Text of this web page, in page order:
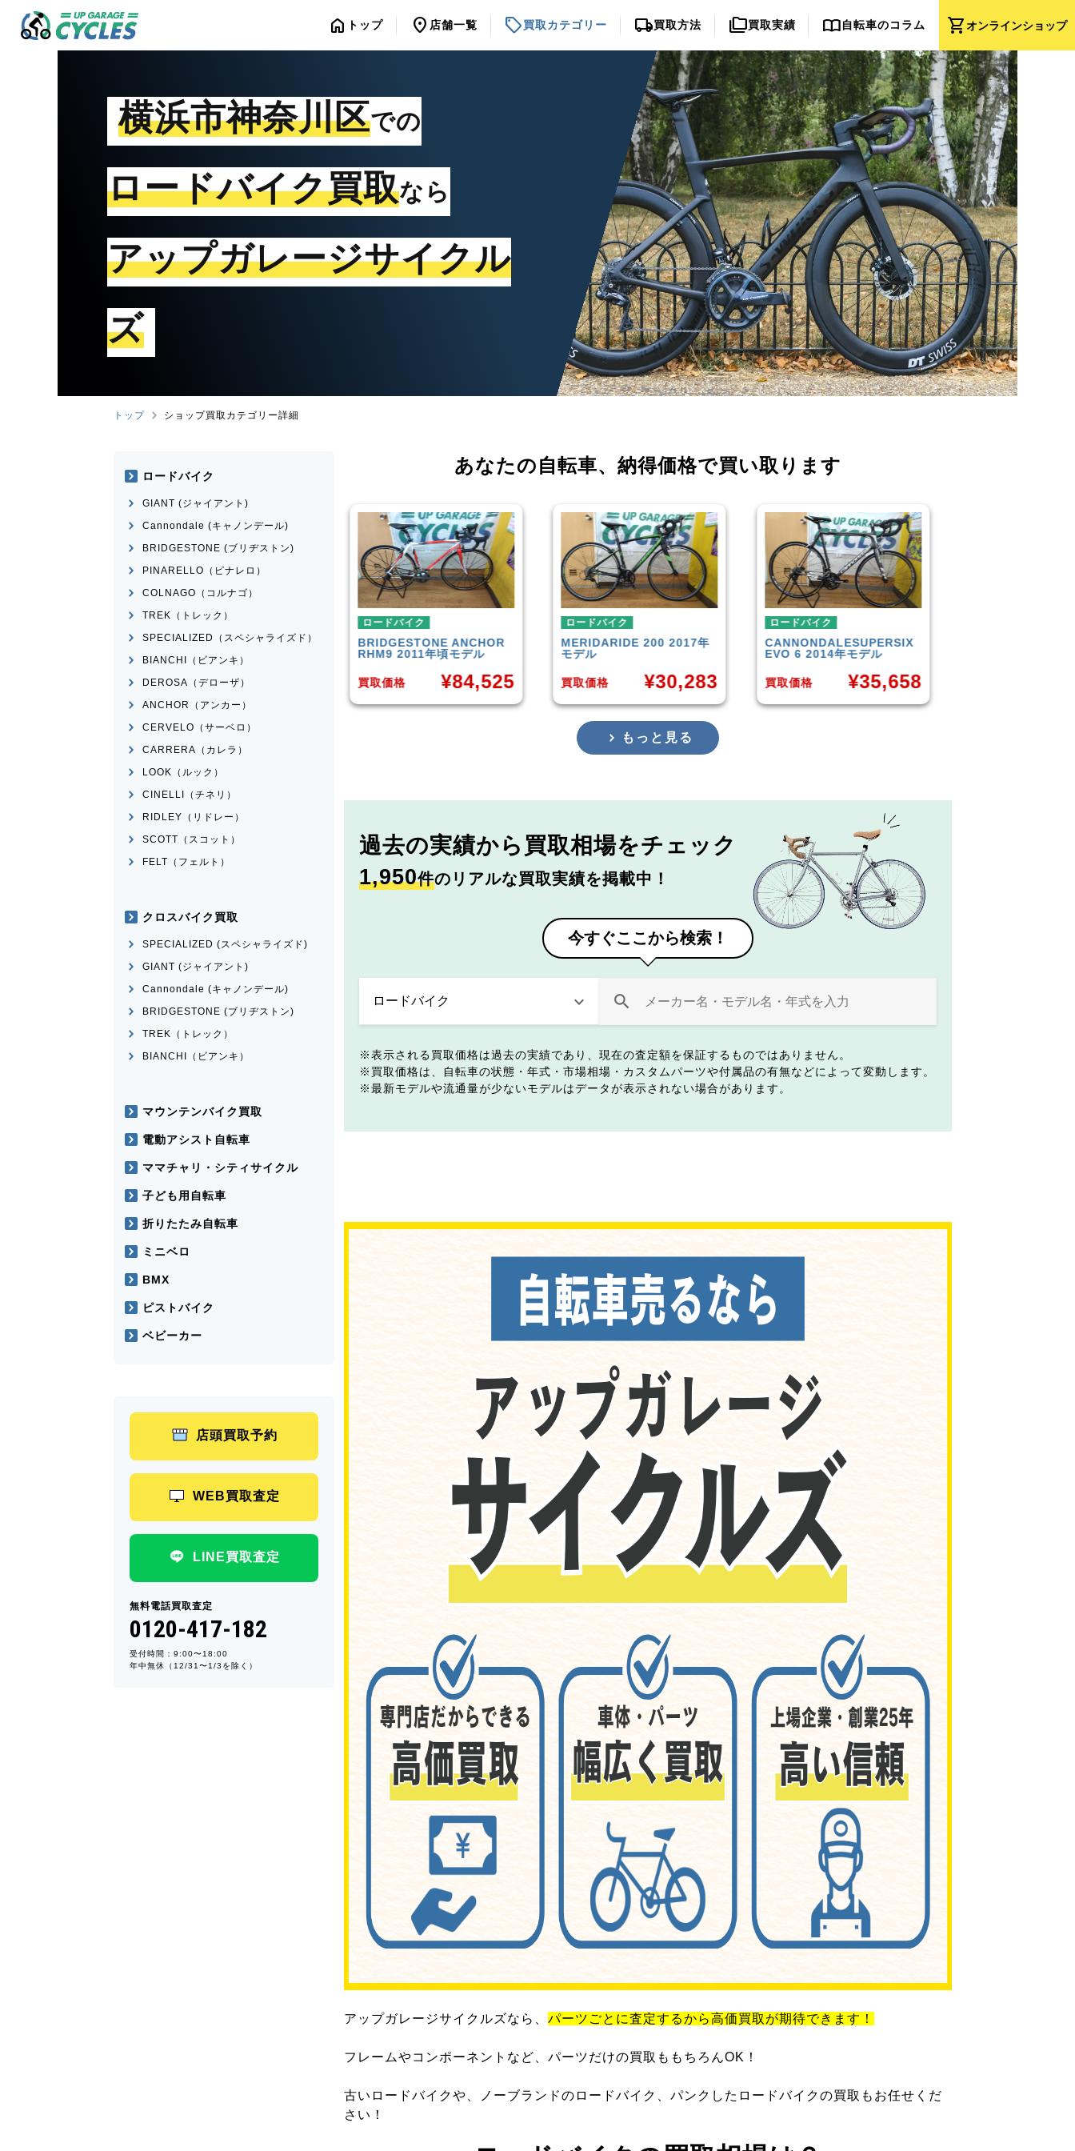
shopping_cartオンラインショップ
home トップ location_on 店舗一覧 sell買取カテゴリー local_shipping買取方法 folder_copy買取実績 import_contacts自転車のコラム
横浜市神奈川区での
ロードバイク買取なら
アップガレージサイクル
ズ
トップ ショップ買取カテゴリー詳細
あなたの自転車、 納得価格で買い取ります
ロードバイク
BRIDGESTONE ANCHOR
RHM9 2011年頃モデル
買取価格
ロードバイク
MERIDARIDE 200 2017年
モデル
買取価格 ¥30,283
ロードバイク
CANNONDALESUPERSIX
EVO 6 2014年モデル
買取価格 ¥35,658
ロードバイク
TREKDOMANE 4.5 2013
年モデル
買取価格 ¥50,849
もっと見る
過去の実績から 買取相場をチェック
1,950件のリアルな買取実績を掲載中！
今すぐここから検索！
表示される買取価格は過去の実績であり、現在の査定額を保証するものではありません。
買取価格は、自転車の状態・年式・市場相場・カスタムパーツや付属品の有無などによって変動します。
最新モデルや流通量が少ないモデルはデータが表示されない場合があります。
アップガレージサイクルズなら、 パーツごとに査定するから高価買取が期待できます！
フレームやコンポーネントなど、パーツだけの買取ももちろんOK！
古いロードバイクや、ノーブランドのロードバイク、パンクしたロードバイクの買取もお任せくだ
さい！
ロードバイク
GIANT (ジャイアント)
Cannondale (キャノンデール)
BRIDGESTONE (ブリヂストン)
PINARELLO（ピナレロ）
COLNAGO（コルナゴ）
TREK（トレック）
SPECIALIZED（スペシャライズド）
BIANCHI（ビアンキ）
DEROSA（デローザ）
ANCHOR（アンカー）
CERVELO（サーベロ）
CARRERA（カレラ）
LOOK（ルック）
CINELLI（チネリ）
RIDLEY（リドレー）
SCOTT（スコット）
FELT（フェルト）
クロスバイク買取
SPECIALIZED (スペシャライズド)
GIANT (ジャイアント)
Cannondale (キャノンデール)
BRIDGESTONE (ブリヂストン)
TREK（トレック）
BIANCHI（ビアンキ）
マウンテンバイク買取
電動アシスト自転車
ママチャリ・シティサイクル
子ども用自転車
折りたたみ自転車
ミニベロ
BMX
ピストバイク
ベビーカー
店頭買取予約
WEB買取査定
LINE買取査定
無料電話買取査定
0120-417-182
受付時間：9:00〜18:00
年中無休（12/31〜1/3を除く）